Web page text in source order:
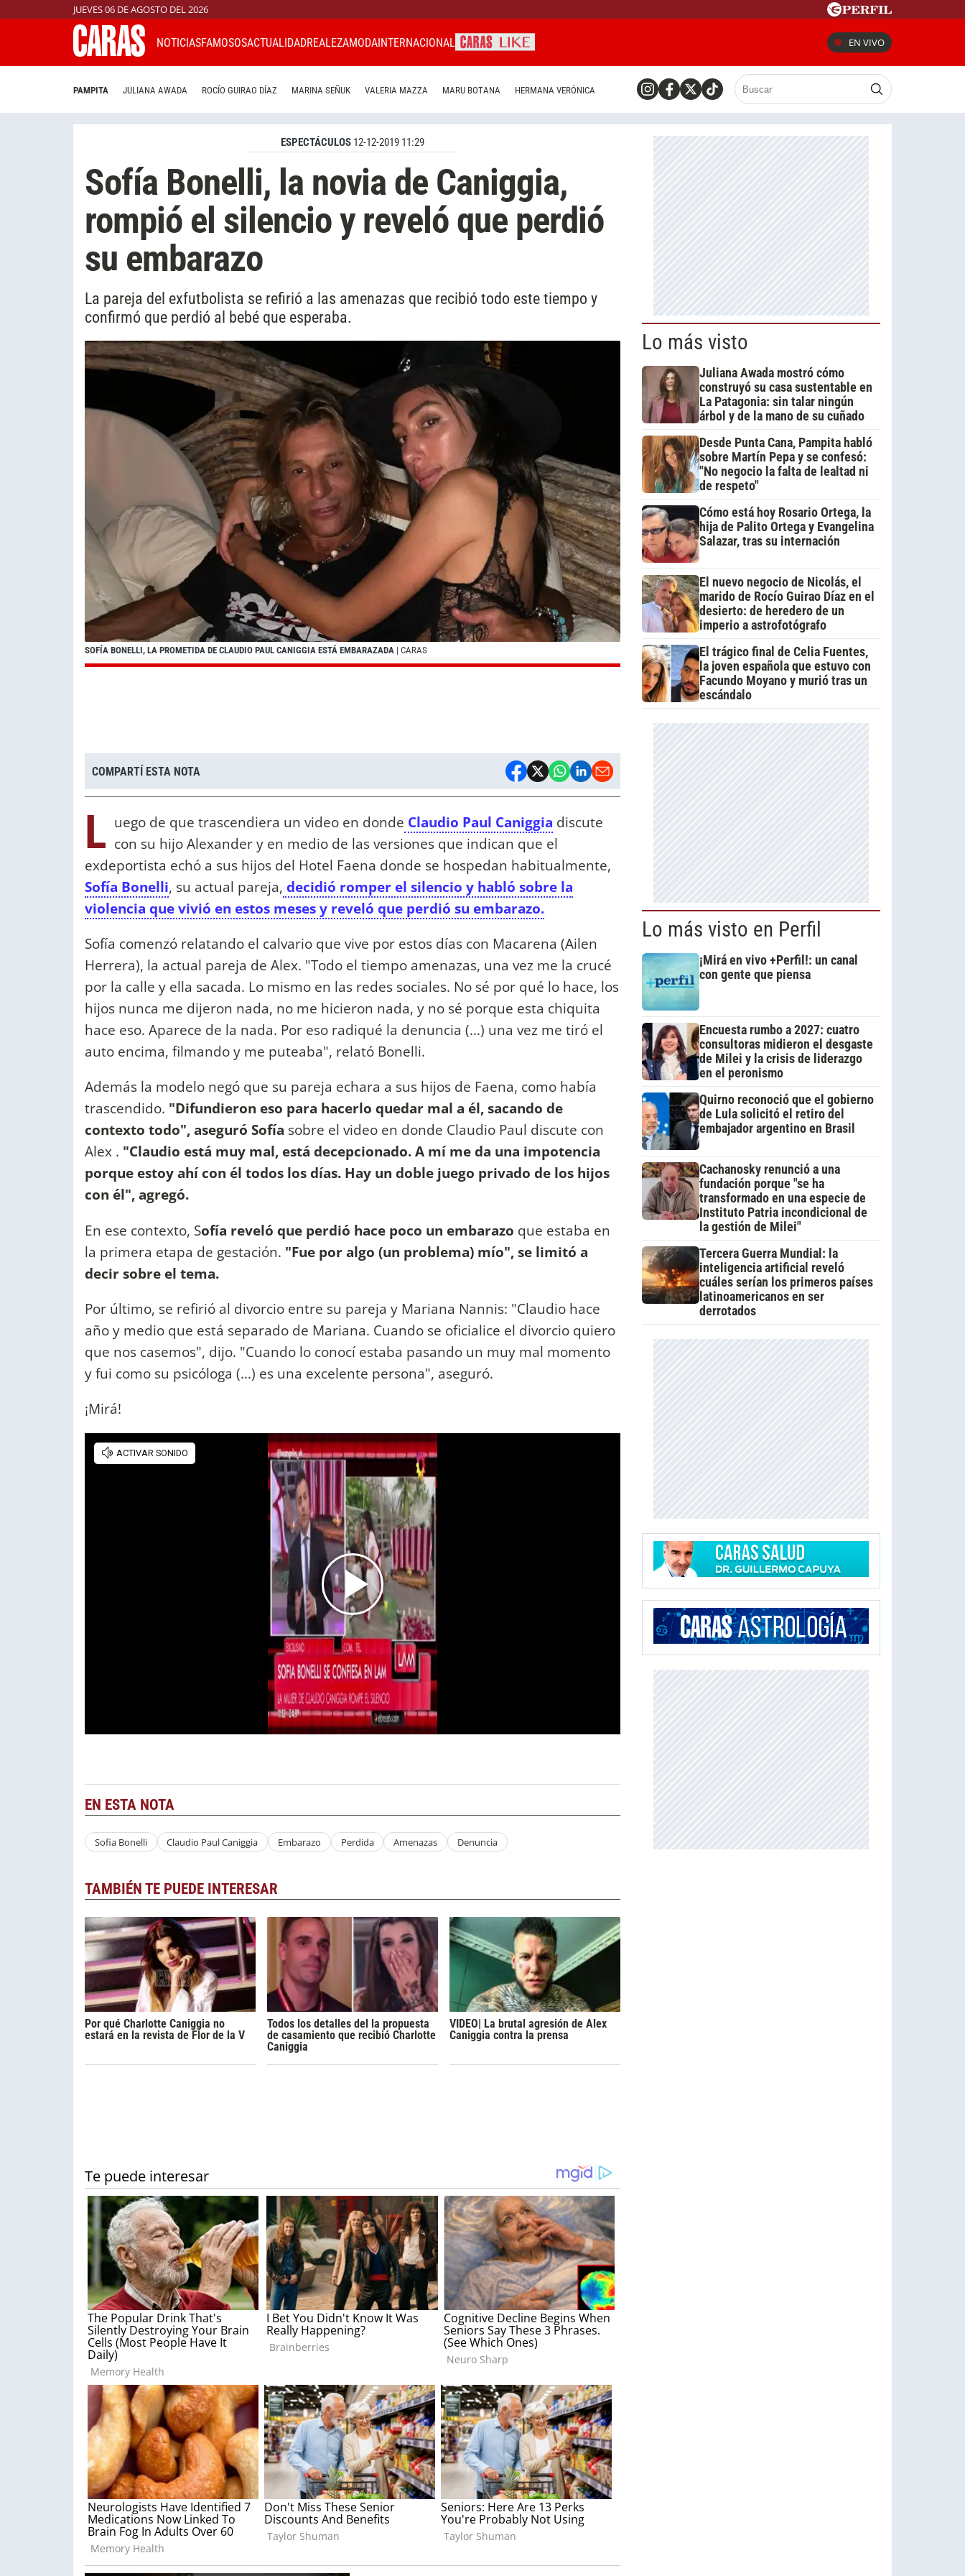
JUEVES 06 DE AGOSTO DEL 2026
NOTICIASFAMOSOSACTUALIDADREALEZAMODAINTERNACIONAL EN VIVO
PAMPITA JULIANA AWADA ROCÍO GUIRAO DÍAZ MARINA SEÑUK VALERIA MAZZA MARU BOTANA HERMANA VERÓNICA
ESPECTÁCULOS 12-12-2019 11:29
Sofía Bonelli, la novia de Caniggia,
rompió el silencio y reveló que perdió
su embarazo
La pareja del exfutbolista se refirió a las amenazas que recibió todo este tiempo y
confirmó que perdió al bebé que esperaba.
SOFÍA BONELLI, LA PROMETIDA DE CLAUDIO PAUL CANIGGIA ESTÁ EMBARAZADA | CARAS
COMPARTÍ ESTA NOTA
L uego de que trascendiera un video en donde Claudio Paul Caniggia discute
con su hijo Alexander y en medio de las versiones que indican que el
exdeportista echó a sus hijos del Hotel Faena donde se hospedan habitualmente,
Sofía Bonelli, su actual pareja, decidió romper el silencio y habló sobre la
violencia que vivió en estos meses y reveló que perdió su embarazo.
Sofía comenzó relatando el calvario que vive por estos días con Macarena (Ailen
Herrera), la actual pareja de Alex. "Todo el tiempo amenazas, una vez me la crucé
por la calle y ella sacada. Lo mismo en las redes sociales. No sé por qué lo hace, los
hijos nunca me dijeron nada, no me hicieron nada, y no sé porque esta chiquita
hace eso. Aparece de la nada. Por eso radiqué la denuncia (...) una vez me tiró el
auto encima, filmando y me puteaba", relató Bonelli.
Además la modelo negó que su pareja echara a sus hijos de Faena, como había
trascendido. "Difundieron eso para hacerlo quedar mal a él, sacando de
contexto todo", aseguró Sofía sobre el video en donde Claudio Paul discute con
Alex . "Claudio está muy mal, está decepcionado. A mí me da una impotencia
porque estoy ahí con él todos los días. Hay un doble juego privado de los hijos
con él", agregó.
En ese contexto, Sofía reveló que perdió hace poco un embarazo que estaba en
la primera etapa de gestación. "Fue por algo (un problema) mío", se limitó a
decir sobre el tema.
Por último, se refirió al divorcio entre su pareja y Mariana Nannis: "Claudio hace
año y medio que está separado de Mariana. Cuando se oficialice el divorcio quiero
que nos casemos", dijo. "Cuando lo conocí estaba pasando un muy mal momento
y fui como su psicóloga (...) es una excelente persona", aseguró.
¡Mirá!
EN ESTA NOTA
Sofia Bonelli Claudio Paul Caniggia Embarazo Perdida Amenazas Denuncia
TAMBIÉN TE PUEDE INTERESAR
Por qué Charlotte Caniggia no
estará en la revista de Flor de la V
Todos los detalles del la propuesta
de casamiento que recibió Charlotte
Caniggia
VIDEO| La brutal agresión de Alex
Caniggia contra la prensa
Lo más visto
Juliana Awada mostró cómo
construyó su casa sustentable en
La Patagonia: sin talar ningún
árbol y de la mano de su cuñado
Desde Punta Cana, Pampita habló
sobre Martín Pepa y se confesó:
"No negocio la falta de lealtad ni
de respeto"
Cómo está hoy Rosario Ortega, la
hija de Palito Ortega y Evangelina
Salazar, tras su internación
El nuevo negocio de Nicolás, el
marido de Rocío Guirao Díaz en el
desierto: de heredero de un
imperio a astrofotógrafo
El trágico final de Celia Fuentes,
la joven española que estuvo con
Facundo Moyano y murió tras un
escándalo
Lo más visto en Perfil
¡Mirá en vivo +Perfil!: un canal
con gente que piensa
Encuesta rumbo a 2027: cuatro
consultoras midieron el desgaste
de Milei y la crisis de liderazgo
en el peronismo
Quirno reconoció que el gobierno
de Lula solicitó el retiro del
embajador argentino en Brasil
Cachanosky renunció a una
fundación porque "se ha
transformado en una especie de
Instituto Patria incondicional de
la gestión de Milei"
Tercera Guerra Mundial: la
inteligencia artificial reveló
cuáles serían los primeros países
latinoamericanos en ser
derrotados